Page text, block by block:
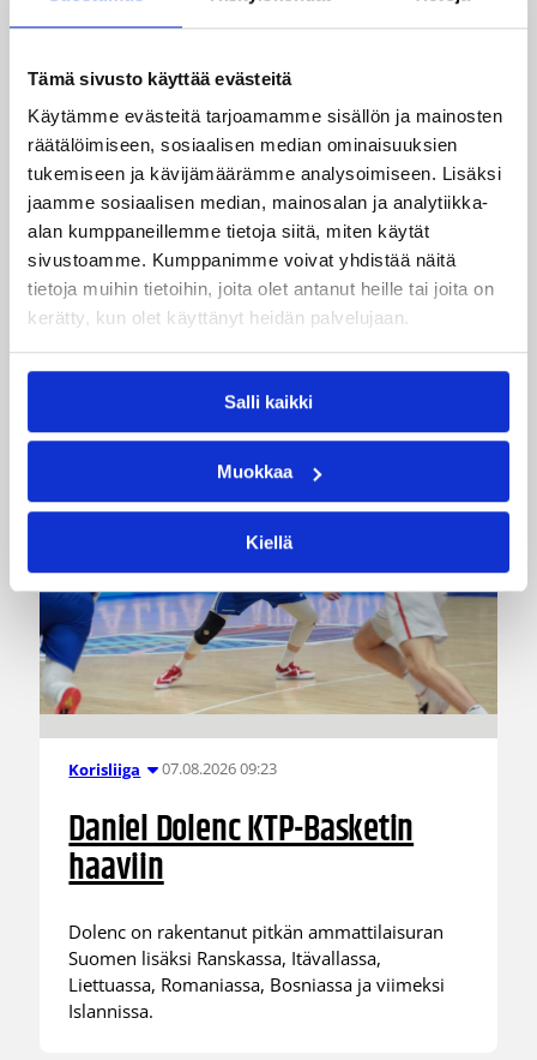
Tämä sivusto käyttää evästeitä
Käytämme evästeitä tarjoamamme sisällön ja mainosten
räätälöimiseen, sosiaalisen median ominaisuuksien
tukemiseen ja kävijämäärämme analysoimiseen. Lisäksi
jaamme sosiaalisen median, mainosalan ja analytiikka-
alan kumppaneillemme tietoja siitä, miten käytät
sivustoamme. Kumppanimme voivat yhdistää näitä
tietoja muihin tietoihin, joita olet antanut heille tai joita on
kerätty, kun olet käyttänyt heidän palvelujaan.
Salli kaikki
Muokkaa
Kiellä
Kategoriat
Korisliiga Sarjat
Katso myös
Korisliiga 07.08.2026 09:23
Daniel Dolenc KTP-Basketin
haaviin
Dolenc on rakentanut pitkän ammattilaisuran
Suomen lisäksi Ranskassa, Itävallassa,
Liettuassa, Romaniassa, Bosniassa ja viimeksi
Islannissa.